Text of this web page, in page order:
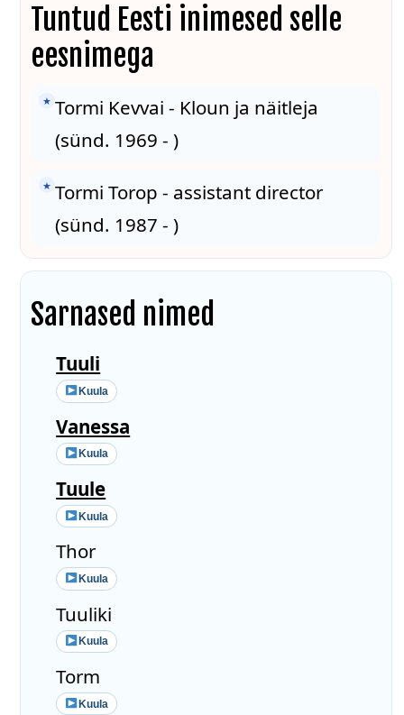
Tuntud Eesti inimesed selle
eesnimega
★ Tormi Kevvai - Kloun ja näitleja
(sünd. 1969 - )
★ Tormi Torop - assistant director
(sünd. 1987 - )
Sarnased nimed
Tuuli
Kuula
Vanessa
Kuula
Tuule
Kuula
Thor
Kuula
Tuuliki
Kuula
Torm
Kuula